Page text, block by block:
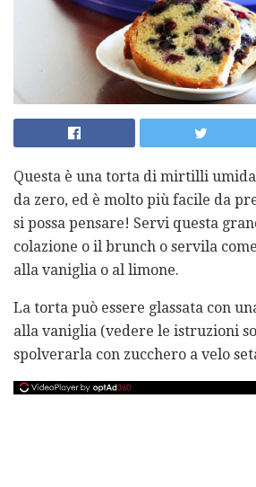
Questa è una torta di mirtilli
da zero, ed è molto più facile da
si possa pensare! Servi questa
colazione o il brunch o servila
alla vaniglia o al limone.
La torta può essere glassata con
alla vaniglia (vedere le istruzioni
spolverarla con zucchero a velo